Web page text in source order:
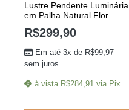
Lustre Pendente Luminária
em Palha Natural Flor
R$299,90
Em até 3x de R$99,97
sem juros
à vista R$284,91 via Pix